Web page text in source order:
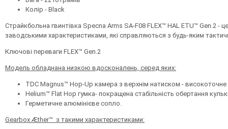
Колір - Black
Страйкбольна гвинтівка Specna Arms SA-F08 FLEX™ HAL ETU™ Gen.2 -
заводськими характеристиками, які справляються з будь-яким
Ключові переваги FLEX™ Gen.2
Модель обладнана низкою вдосконалень, серед яких:
TDC Magnus™ Hop-Up камера з верхнім натиском - високоточне
Helium™ Flat Hop гумка- покращена стабільність обертання
Герметичне алюмінієве сопло.
Gearbox Æther™ з такими характеристиками: